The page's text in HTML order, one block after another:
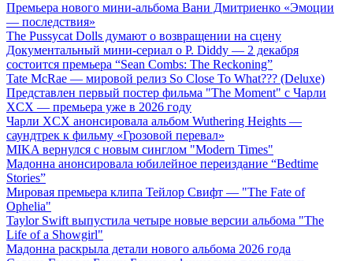
Премьера нового мини-альбома Вани Дмитриенко «Эмоции
— последствия»
The Pussycat Dolls думают о возвращении на сцену
Документальный мини-сериал о P. Diddy — 2 декабря
состоится премьера “Sean Combs: The Reckoning”
Tate McRae — мировой релиз So Close To What??? (Deluxe)
Представлен первый постер фильма "The Moment" с Чарли
XCX — премьера уже в 2026 году
Чарли XCX анонсировала альбом Wuthering Heights —
саундтрек к фильму «Грозовой перевал»
MIKA вернулся с новым синглом "Modern Times"
Мадонна анонсировала юбилейное переиздание “Bedtime
Stories”
Мировая премьера клипа Тейлор Свифт — "The Fate of
Ophelia"
Taylor Swift выпустила четыре новые версии альбома "The
Life of a Showgirl"
Мадонна раскрыла детали нового альбома 2026 года